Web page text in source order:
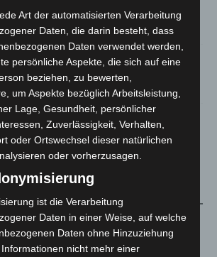
bei Bagger-Unfall auf Baustelle
Umbau in Langenhagen
von „Archetyp Market“ erhoben
2.799
Art der automatisierten Verarbeitung
Daten, die darin besteht, dass
Daten verwendet werden,
persönliche Aspekte, die sich auf eine
beziehen, zu bewerten,
um Aspekte bezüglich Arbeitsleistung,
Lage, Gesundheit, persönlicher
Zuverlässigkeit, Verhalten,
oder Ortswechsel dieser natürlichen
oder vorherzusagen.
ist die Verarbeitung
Daten in einer Weise, auf welche
Daten ohne Hinzuziehung
nicht mehr einer